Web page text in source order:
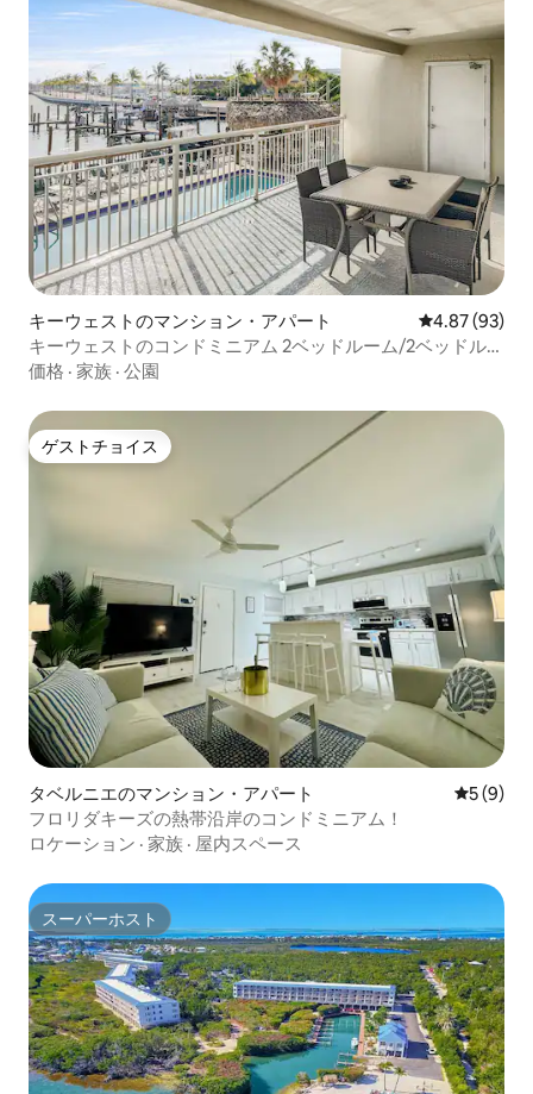
キーウェストのマンション・アパート レビュー93
4.87 (93)
キーウェストのコンドミニアム 2ベッドルーム/2ベッドルー
ム プール＆ボート無料スリップ
価格 · 家族 · 公園
ゲストチョイス
ゲストチョイス
タベルニエのマンション・アパート レビュー
5 (9)
フロリダキーズの熱帯沿岸のコンドミニアム！
ロケーション · 家族 · 屋内スペース
スーパーホスト
スーパーホスト